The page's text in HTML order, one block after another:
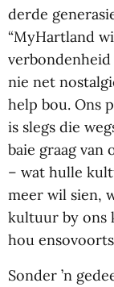
derde
“MyHartland
verbondenheid
nie net
help bou. Ons
is slegs die
baie graag van
– wat hulle
meer wil sien,
kultuur by ons
hou
Sonder ’n